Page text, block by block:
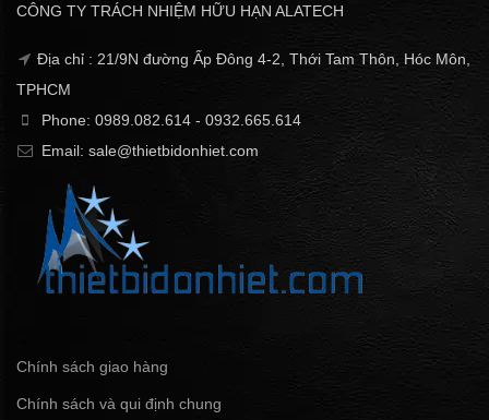
CÔNG TY TRÁCH NHIỆM HỮU HẠN ALATECH
Địa chỉ : 21/9N đường Ấp Đông 4-2, Thới Tam Thôn, Hóc Môn,
TPHCM
Phone: 0989.082.614 - 0932.665.614
Email: sale@thietbidonhiet.com
Chính sách giao hàng
Chính sách và qui định chung